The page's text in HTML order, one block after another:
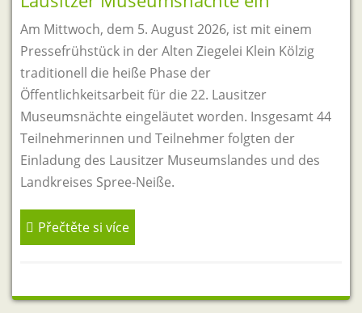
Pressefrühstück in der Alten Ziegelei Klein Kölzig
traditionell die heiße Phase der
Öffentlichkeitsarbeit für die 22. Lausitzer
Museumsnächte eingeläutet worden. Insgesamt 44
Teilnehmerinnen und Teilnehmer folgten der
Einladung des Lausitzer Museumslandes und des
Landkreises Spree-Neiße.
Přečtěte si více